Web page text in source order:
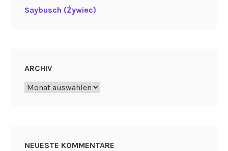
Saybusch (Żywiec)
ARCHIV
Archiv
NEUESTE KOMMENTARE